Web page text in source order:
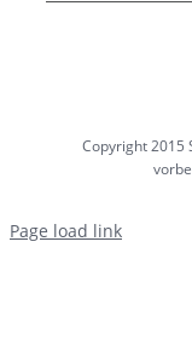
Copyright 2015
Page load link